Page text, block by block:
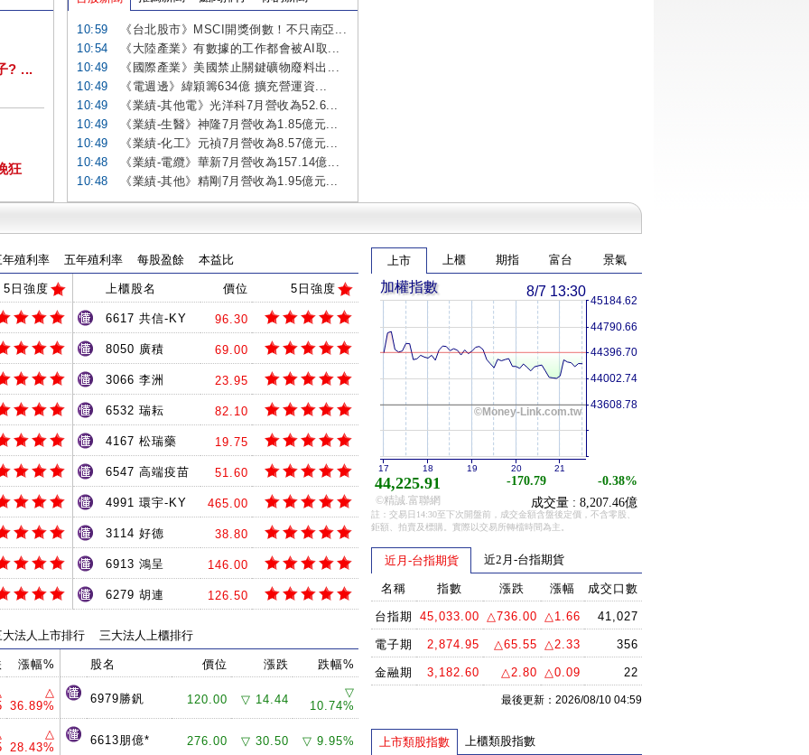
? ...
狂
10:59
《台北股市》MSCI開獎倒數！不只南亞...
10:54
《大陸產業》有數據的工作都會被AI取...
10:49
《國際產業》美國禁止關鍵礦物廢料出...
10:49
《電週邊》緯穎籌634億 擴充營運資...
10:49
《業績-其他電》光洋科7月營收為52.6...
10:49
《業績-生醫》神隆7月營收為1.85億元...
10:49
《業績-化工》元禎7月營收為8.57億元...
10:48
《業績-電纜》華新7月營收為157.14億...
10:48
《業績-其他》精剛7月營收為1.95億元...
年殖利率 五年殖利率 每股盈餘 本益比
5日強度 上櫃股名 價位 5日強度
6617 共信-KY 96.30
8050 廣積 69.00
3066 李洲 23.95
6532 瑞耘 82.10
4167 松瑞藥 19.75
6547 高端疫苗 51.60
4991 環宇-KY 465.00
3114 好德 38.80
6913 鴻呈 146.00
6279 胡連 126.50
大法人上市排行 三大法人上櫃排行
漲幅%
△
36.89%
△
28.43%
股名 價位 漲跌 跌幅%
6979勝釩 120.00 ▽ 14.44
▽
10.74%
6613朋億* 276.00 ▽ 30.50 ▽ 9.95%
上市 上櫃 期指 富台 景氣
©Money-Link.com.tw
8/7 13:30
44,225.91 -170.79
-0.38%
成交量 : 8,207.46億
加權指數
17 18 19 20 21
©精誠.富聯網
43608.78
44002.74
44396.70
44790.66
45184.62
註：交易日14:30至下次開盤前，成交金額含盤後定價，不含零股、
鉅額、拍賣及標購。實際以交易所轉檔時間為主。
近月-台指期貨 近2月-台指期貨
名稱 指數 漲跌 漲幅 成交口數
台指期 45,033.00 △736.00 △1.66 41,027
電子期 2,874.95 △65.55 △2.33 356
金融期 3,182.60 △2.80 △0.09 22
最後更新：2026/08/10 04:59
上市類股指數 上櫃類股指數